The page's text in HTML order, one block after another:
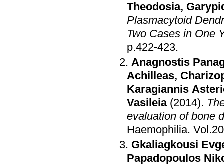
Theodosia,
Plasmacytoid
Two Cases in One
p.422-423.
Anagnostis
Achilleas,
Karagiannis
Vasileia (2014).
evaluation of bone
Haemophilia.
Gkaliagkousi
Papadopoulos